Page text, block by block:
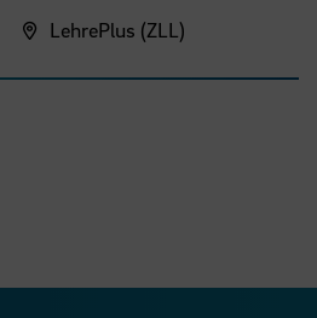
LehrePlus (ZLL)